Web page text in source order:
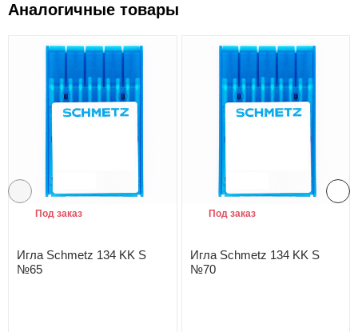
Аналогичные товары
Игла Schmetz 134 KK S
№65
Под заказ
Игла Schmetz 134 KK S
№70
Под заказ